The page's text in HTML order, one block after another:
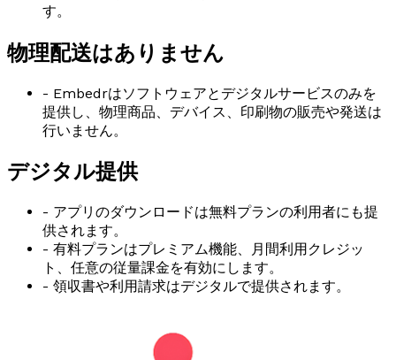
す。
物理配送はありません
- Embedrはソフトウェアとデジタルサービスのみを
提供し、物理商品、デバイス、印刷物の販売や発送は
行いません。
デジタル提供
- アプリのダウンロードは無料プランの利用者にも提
供されます。
- 有料プランはプレミアム機能、月間利用クレジッ
ト、任意の従量課金を有効にします。
- 領収書や利用請求はデジタルで提供されます。